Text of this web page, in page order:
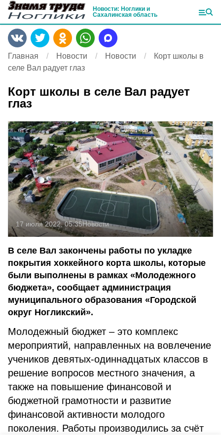
Новости: Ноглики и
Сахалинская область
Главная Новости Новости
Корт школы в
селе Вал радует глаз
Корт школы в селе Вал радует
глаз
17 июля 2022, 05:35Новости
В селе Вал закончены работы по укладке
покрытия хоккейного корта школы, которые
были выполнены в рамках «Молодежного
бюджета», сообщает администрация
муниципального образования «Городской
округ Ногликский».
Молодежный бюджет – это комплекс
мероприятий, направленных на вовлечение
учеников девятых-одиннадцатых классов в
решение вопросов местного значения, а
также на повышение финансовой и
бюджетной грамотности и развитие
финансовой активности молодого
поколения. Работы производились за счёт